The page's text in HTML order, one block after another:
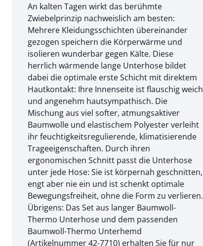
An kalten Tagen wirkt das berühmte
Zwiebelprinzip nachweislich am besten:
Mehrere Kleidungsschichten übereinander
gezogen speichern die Körperwärme und
isolieren wunderbar gegen Kälte. Diese
herrlich wärmende lange Unterhose bildet
dabei die optimale erste Schicht mit direktem
Hautkontakt: Ihre Innenseite ist flauschig weich
und angenehm hautsympathisch. Die
Mischung aus viel softer, atmungsaktiver
Baumwolle und elastischem Polyester verleiht
ihr feuchtigkeitsregulierende, klimatisierende
Trageeigenschaften. Durch ihren
ergonomischen Schnitt passt die Unterhose
unter jede Hose: Sie ist körpernah geschnitten,
engt aber nie ein und ist schenkt optimale
Bewegungsfreiheit, ohne die Form zu verlieren.
Übrigens: Das Set aus langer Baumwoll-
Thermo Unterhose und dem passenden
Baumwoll-Thermo Unterhemd
(Artikelnummer 42-7710) erhalten Sie für nur